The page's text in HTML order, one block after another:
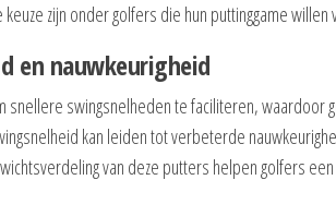
zijn onder golfers die hun puttinggame willen
en nauwkeurigheid
snellere swingsnelheden te faciliteren, waardoor
kan leiden tot verbeterde
van deze putters helpen golfers